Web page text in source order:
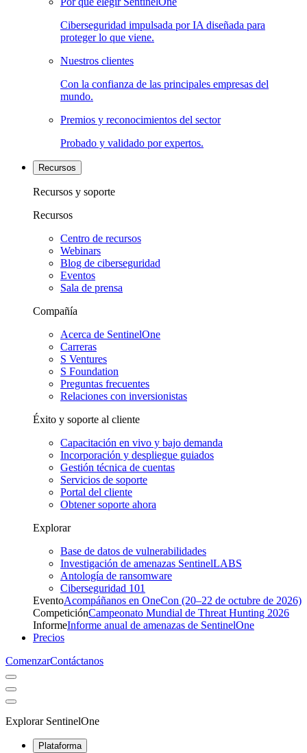
Ciberseguridad impulsada por IA diseñada para
proteger lo que viene.
Nuestros clientes
Con la confianza de las principales empresas del
mundo.
Premios y reconocimientos del sector
Probado y validado por expertos.
Recursos
Recursos y soporte
Recursos
Centro de recursos
Webinars
Blog de ciberseguridad
Eventos
Sala de prensa
Compañía
Acerca de SentinelOne
Carreras
S Ventures
S Foundation
Preguntas frecuentes
Relaciones con inversionistas
Éxito y soporte al cliente
Capacitación en vivo y bajo demanda
Incorporación y despliegue guiados
Gestión técnica de cuentas
Servicios de soporte
Portal del cliente
Obtener soporte ahora
Explorar
Base de datos de vulnerabilidades
Investigación de amenazas SentinelLABS
Antología de ransomware
Ciberseguridad 101
EventoAcompáñanos en OneCon (20–22 de octubre de 2026)
CompeticiónCampeonato Mundial de Threat Hunting 2026
InformeInforme anual de amenazas de SentinelOne
Precios
ComenzarContáctanos
Explorar SentinelOne
Plataforma